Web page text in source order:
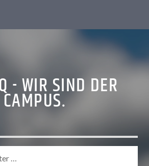
- WIR SIND DER
CAMPUS.